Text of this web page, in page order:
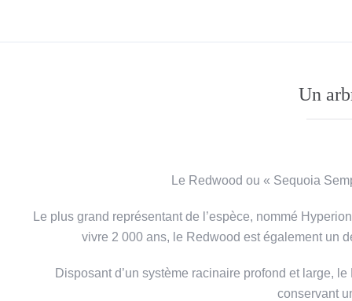
Un
Le Redwood ou « Sequoia
Le plus grand représentant de l’espèce, nommé
vivre 2 000 ans, le Redwood est également un
Disposant d’un système racinaire profond et large,
conservant